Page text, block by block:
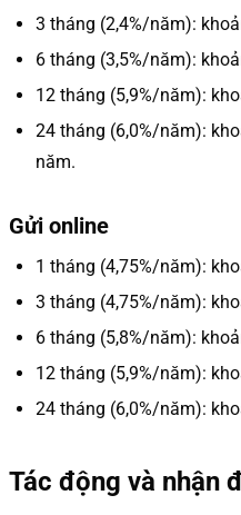
3 tháng (2,4%/năm):
6 tháng (3,5%/năm):
12 tháng (5,9%/năm):
24 tháng (6,0%/năm):
năm.
Gửi online
1 tháng (4,75%/năm):
3 tháng (4,75%/năm):
6 tháng (5,8%/năm):
12 tháng (5,9%/năm):
24 tháng (6,0%/năm):
Tác động và nhận